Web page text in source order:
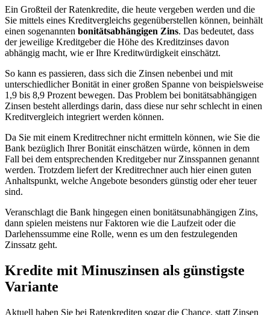
Ein Großteil der Ratenkredite, die heute vergeben werden und die
Sie mittels eines Kreditvergleichs gegenüberstellen können, beinhält
einen sogenannten bonitätsabhängigen Zins. Das bedeutet, dass
der jeweilige Kreditgeber die Höhe des Kreditzinses davon
abhängig macht, wie er Ihre Kreditwürdigkeit einschätzt.
So kann es passieren, dass sich die Zinsen nebenbei und mit
unterschiedlicher Bonität in einer großen Spanne von beispielsweise
1,9 bis 8,9 Prozent bewegen. Das Problem bei bonitätsabhängigen
Zinsen besteht allerdings darin, dass diese nur sehr schlecht in einen
Kreditvergleich integriert werden können.
Da Sie mit einem Kreditrechner nicht ermitteln können, wie Sie die
Bank bezüglich Ihrer Bonität einschätzen würde, können in dem
Fall bei dem entsprechenden Kreditgeber nur Zinsspannen genannt
werden. Trotzdem liefert der Kreditrechner auch hier einen guten
Anhaltspunkt, welche Angebote besonders günstig oder eher teuer
sind.
Veranschlagt die Bank hingegen einen bonitätsunabhängigen Zins,
dann spielen meistens nur Faktoren wie die Laufzeit oder die
Darlehenssumme eine Rolle, wenn es um den festzulegenden
Zinssatz geht.
Kredite mit Minuszinsen als günstigste
Variante
Aktuell haben Sie bei Ratenkrediten sogar die Chance, statt Zinsen